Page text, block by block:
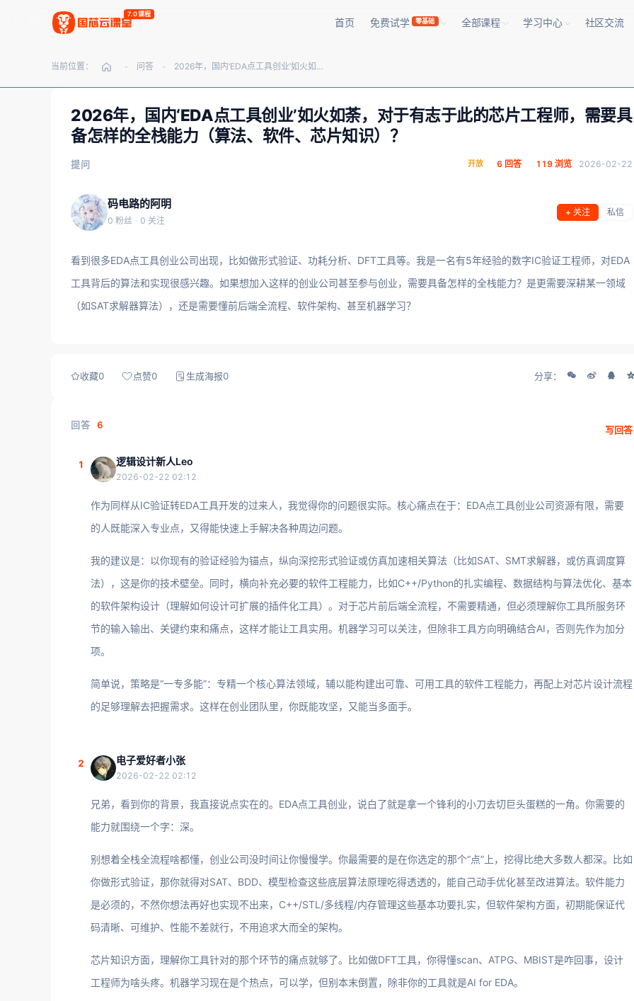
7.0课程
首页 免费试学 零基础 全部课程 学习中心 社区交流
当前位置： - 问答 - 2026年，国内‘EDA点工具创业’如火如荼，对于有志于此的芯片工程师，需要具备怎样的全栈能力（算法、软件、芯片知识）？
2026年，国内‘EDA点工具创业’如火如荼，对于有志于此的芯片工程师，需要具
备怎样的全栈能力（算法、软件、芯片知识）？
提问 开放 6 回答 119 浏览 2026-02-22
码电路的阿明
0 粉丝 · 0 关注
+ 关注 私信
看到很多EDA点工具创业公司出现，比如做形式验证、功耗分析、DFT工具等。我是一名有5年经验的数字IC验证工程师，对EDA
工具背后的算法和实现很感兴趣。如果想加入这样的创业公司甚至参与创业，需要具备怎样的全栈能力？是更需要深耕某一领域
（如SAT求解器算法），还是需要懂前后端全流程、软件架构、甚至机器学习？
收藏0 点赞0 生成海报0 分享：
回答 6 写回答
1 逻辑设计新人Leo
2026-02-22 02:12
作为同样从IC验证转EDA工具开发的过来人，我觉得你的问题很实际。核心痛点在于：EDA点工具创业公司资源有限，需要
的人既能深入专业点，又得能快速上手解决各种周边问题。
我的建议是：以你现有的验证经验为锚点，纵向深挖形式验证或仿真加速相关算法（比如SAT、SMT求解器，或仿真调度算
法），这是你的技术壁垒。同时，横向补充必要的软件工程能力，比如C++/Python的扎实编程、数据结构与算法优化、基本
的软件架构设计（理解如何设计可扩展的插件化工具）。对于芯片前后端全流程，不需要精通，但必须理解你工具所服务环
节的输入输出、关键约束和痛点，这样才能让工具实用。机器学习可以关注，但除非工具方向明确结合AI，否则先作为加分
项。
简单说，策略是“一专多能”：专精一个核心算法领域，辅以能构建出可靠、可用工具的软件工程能力，再配上对芯片设计流程
的足够理解去把握需求。这样在创业团队里，你既能攻坚，又能当多面手。
2 电子爱好者小张
2026-02-22 02:12
兄弟，看到你的背景，我直接说点实在的。EDA点工具创业，说白了就是拿一个锋利的小刀去切巨头蛋糕的一角。你需要的
能力就围绕一个字：深。
别想着全栈全流程啥都懂，创业公司没时间让你慢慢学。你最需要的是在你选定的那个“点”上，挖得比绝大多数人都深。比如
你做形式验证，那你就得对SAT、BDD、模型检查这些底层算法原理吃得透透的，能自己动手优化甚至改进算法。软件能力
是必须的，不然你想法再好也实现不出来，C++/STL/多线程/内存管理这些基本功要扎实，但软件架构方面，初期能保证代
码清晰、可维护、性能不差就行，不用追求大而全的架构。
芯片知识方面，理解你工具针对的那个环节的痛点就够了。比如做DFT工具，你得懂scan、ATPG、MBIST是咋回事，设计
工程师为啥头疼。机器学习现在是个热点，可以学，但别本末倒置，除非你的工具就是AI for EDA。